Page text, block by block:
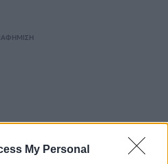
My Personal